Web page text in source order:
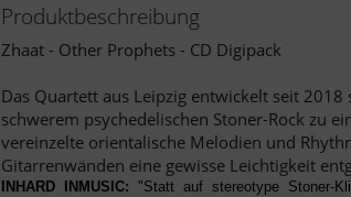
Produktbeschreibung
Zhaat - Other Prophets - CD Digipack
Das Quartett aus Leipzig entwickelt seit
schwerem psychedelischen Stoner-Rock zu
vereinzelte orientalische Melodien und
Gitarrenwänden eine gewisse Leichtigkeit
INHARD INMUSIC: "Statt auf stereotype Stoner-